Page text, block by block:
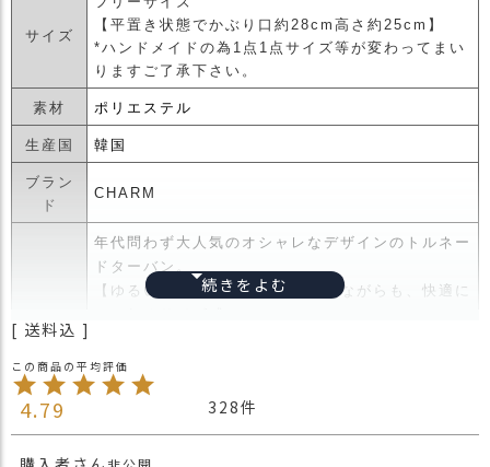
サイズ
【平置き状態でかぶり口約28cm高さ約25cm】
*ハンドメイドの為1点1点サイズ等が変わってまい
りますご了承下さい。
素材 ポリエステル
生産国 韓国
ブラン
ド
CHARM
年代問わず大人気のオシャレなデザインのトルネー
ドターバン。
【ゆるいクシュクシュ感】を出しながらも、快適に
ーバン。
筒状のデザインとトップのねじれ具合を利用して、
ざっくりワッチにすればゆったりとかぶれ、くしゅ
くしゅとアレンジすればターバンやネックウォーマ
ーとしても使えます。
送料込
4.79 328